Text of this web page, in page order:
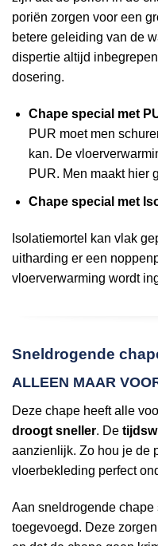
poriën zorgen voor een
betere geleiding van de
dispertie altijd
dosering.
Chape special met
PUR moet men
kan. De
PUR. Men maakt hier
Chape special met
Isolatiemortel kan vlak
uitharding er een
vloerverwarming wordt
Sneldrogende
ALLEEN MAAR
Deze chape heeft alle
droogt sneller. De
aanzienlijk. Zo hou je de
vloerbekleding perfect
Aan sneldrogende
toegevoegd. Deze